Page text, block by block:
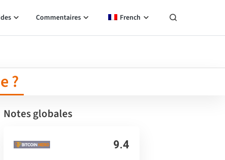
Commentaires French
?
Notes globales
9.4